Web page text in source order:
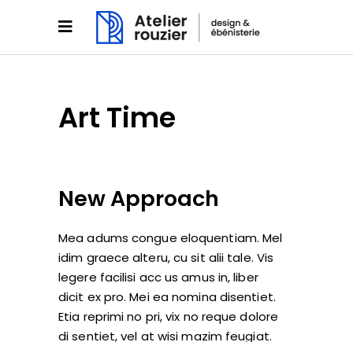
Art Time
New Approach
Mea adums congue eloquentiam. Mel
idim graece alteru, cu sit alii tale. Vis
legere facilisi acc us amus in, liber
dicit ex pro. Mei ea nomina disentiet.
Etia reprimi no pri, vix no reque dolore
di sentiet, vel at wisi mazim feugiat.